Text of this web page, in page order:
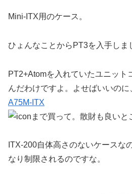
Mini-ITX用のケース。
ひょんなことからPT3を入手しま
PT2+Atomを入れていたユニット
んだわけですよ。よせばいいのに
A75M-ITX
まで買って。散財も良いと
ITX-200自体高さのないケースな
なり制限されるのですな。